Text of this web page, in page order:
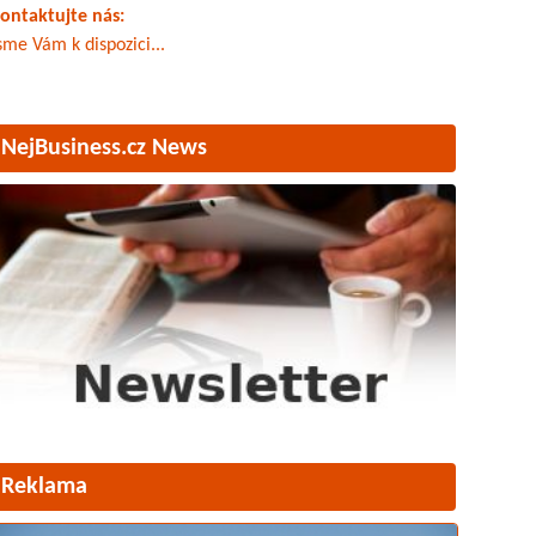
nás:
Vám k dispozici...
NejBusiness.cz News
Reklama